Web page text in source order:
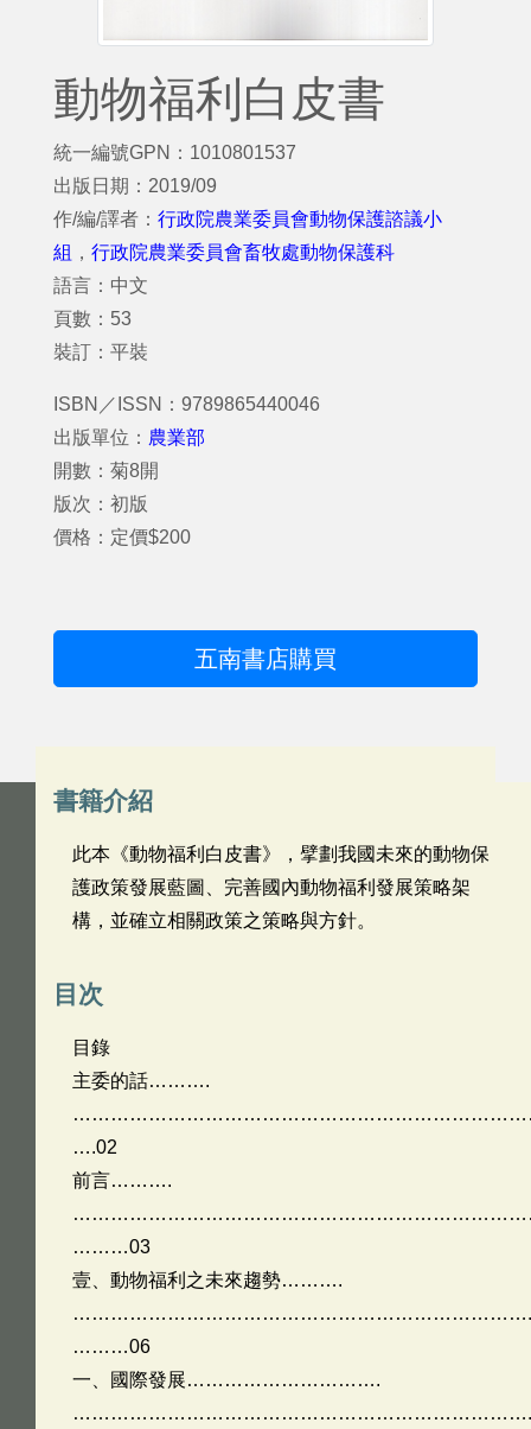
動物福利白皮書
統一編號GPN：1010801537
出版日期：2019/09
作/編/譯者： 行政院農業委員會動物保護諮議小
組 ， 行政院農業委員會畜牧處動物保護科
語言：中文
頁數：53
裝訂：平裝
ISBN／ISSN：9789865440046
出版單位： 農業部
開數：菊8開
版次：初版
價格：定價$200
五南書店購買
書籍介紹
此本《動物福利白皮書》，擘劃我國未來的動物保
護政策發展藍圖、完善國內動物福利發展策略架
構，並確立相關政策之策略與方針。
目次
目錄
主委的話……….
….02
前言……….
………03
壹、動物福利之未來趨勢……….
………06
一、國際發展………………………….